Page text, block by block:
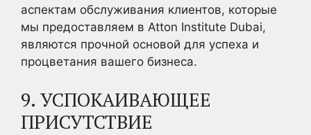
аспектам обслуживания клиентов, которые
мы предоставляем в Atton Institute Dubai,
являются прочной основой для успеха и
процветания вашего бизнеса.
9. УСПОКАИВАЮЩЕЕ
ПРИСУТСТВИЕ